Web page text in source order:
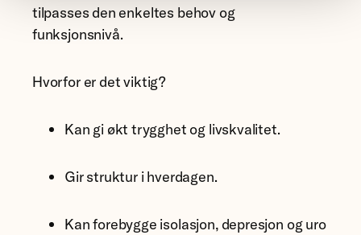
tilpasses den enkeltes behov og
funksjonsnivå.
Hvorfor er det viktig?
Kan gi økt trygghet og livskvalitet.
Gir struktur i hverdagen.
Kan forebygge isolasjon, depresjon og uro